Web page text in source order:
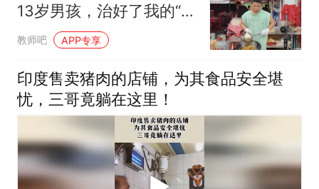
13岁男孩，治好了我的“精
致养娃”焦虑
教师吧 APP专享
印度售卖猪肉的店铺，为其食品安全堪
忧，三哥竟躺在这里！